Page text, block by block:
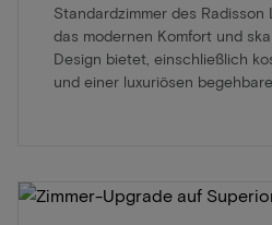
Standardzimmer des Radisson
das modernen Komfort und
Design bietet, einschließlich
und einer luxuriösen